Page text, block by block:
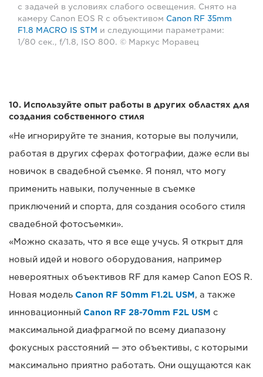
с задачей в условиях слабого освещения. Снято на
камеру Canon EOS R с объективом Canon RF 35mm
F1.8 MACRO IS STM и следующими параметрами:
1/80 сек., f/1.8, ISO 800. © Маркус Моравец
10. Используйте опыт работы в других областях для
создания собственного стиля
«Не игнорируйте те знания, которые вы получили,
работая в других сферах фотографии, даже если вы
новичок в свадебной съемке. Я понял, что могу
применить навыки, полученные в съемке
приключений и спорта, для создания особого стиля
свадебной фотосъемки».
«Можно сказать, что я все еще учусь. Я открыт для
новый идей и нового оборудования, например
невероятных объективов RF для камер Canon EOS R.
Новая модель Canon RF 50mm F1.2L USM, а также
инновационный Canon RF 28-70mm F2L USM с
максимальной диафрагмой по всему диапазону
фокусных расстояний — это объективы, с которыми
максимально приятно работать. Они ощущаются как